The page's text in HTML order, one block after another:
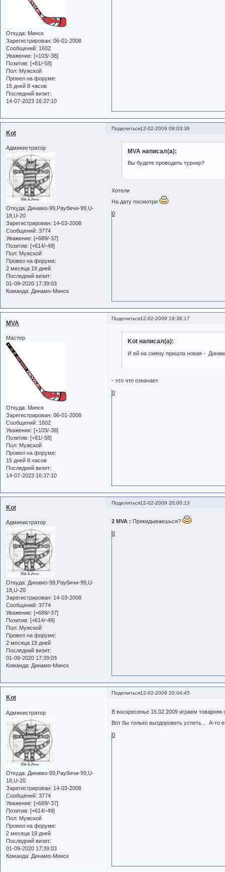
Откуда: Минск
Зарегистрирован: 06-01-2008
Сообщений: 1602
Уважение: [+103/-38]
Позитив: [+81/-58]
Пол: Мужской
Провел на форуме:
15 дней 8 часов
Последний визит:
14-07-2023 16:37:10
Поделиться12-02-2009 09:03:36
Kot
Администратор
Откуда: Динамо-99,Раубичи-99,U-
18,U-20
Зарегистрирован: 14-03-2008
Сообщений: 3774
Уважение: [+689/-37]
Позитив: [+614/-49]
Пол: Мужской
Провел на форуме:
2 месяца 19 дней
Последний визит:
01-09-2020 17:39:03
Команда: Динамо-Минск
MVA написал(а):
Вы будете проводить турнир?
Хотели
На дату посмотри
0
Поделиться12-02-2009 19:36:17
MVA
Мастер
Откуда: Минск
Зарегистрирован: 06-01-2008
Сообщений: 1602
Уважение: [+103/-38]
Позитив: [+81/-58]
Пол: Мужской
Провел на форуме:
15 дней 8 часов
Последний визит:
14-07-2023 16:37:10
Kot написал(а):
И ей на смену пришла новая -
- это что означает
0
Поделиться12-02-2009 20:00:13
Kot
Администратор
Откуда: Динамо-99,Раубичи-99,U-
18,U-20
Зарегистрирован: 14-03-2008
Сообщений: 3774
Уважение: [+689/-37]
Позитив: [+614/-49]
Пол: Мужской
Провел на форуме:
2 месяца 19 дней
Последний визит:
01-09-2020 17:39:03
Команда: Динамо-Минск
2 MVA : Прикидываешься?
0
Поделиться12-02-2009 20:04:45
Kot
Администратор
Откуда: Динамо-99,Раубичи-99,U-
18,U-20
Зарегистрирован: 14-03-2008
Сообщений: 3774
Уважение: [+689/-37]
Позитив: [+614/-49]
Пол: Мужской
Провел на форуме:
2 месяца 19 дней
Последний визит:
01-09-2020 17:39:03
Команда: Динамо-Минск
В воскресенье 15.02.2009 играем
Вот бы только выздороветь успеть... А-то
0